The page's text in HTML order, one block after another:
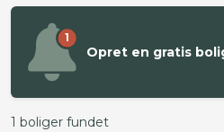
1
Opret en gratis
1 boliger fundet